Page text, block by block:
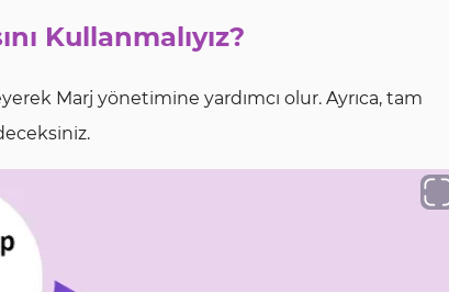
Kullanmalıyız?
Marj yönetimine yardımcı olur. Ayrıca, tam